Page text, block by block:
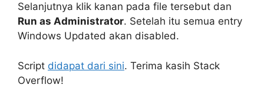
Selanjutnya klik kanan pada file tersebut dan
Run as Administrator. Setelah itu semua entry
Windows Updated akan disabled.
Script didapat dari sini. Terima kasih Stack
Overflow!